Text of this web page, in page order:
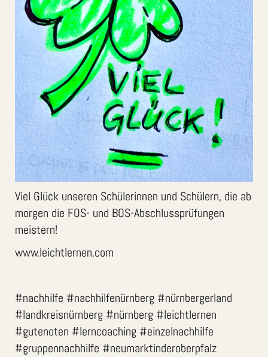
Viel Glück unseren Schülerinnen und Schülern, die ab
morgen die FOS- und BOS-Abschlussprüfungen
meistern!
www.leichtlernen.com
#nachhilfe #nachhilfenürnberg #nürnbergerland
#landkreisnürnberg #nürnberg #leichtlernen
#gutenoten #lerncoaching #einzelnachhilfe
#gruppennachhilfe #neumarktinderoberpfalz